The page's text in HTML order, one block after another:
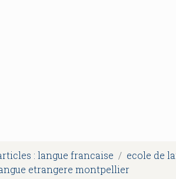
: langue francaise
ecole de
etrangere montpellier